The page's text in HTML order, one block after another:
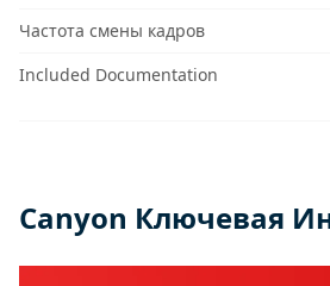
Частота смены кадров
Included Documentation
Canyon Ключевая